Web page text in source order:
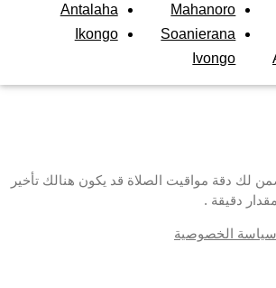
Mahanoro
Soanierana
Ivongo
Antalaha
Ikongo
لك دقة مواقيت الصلاة قد يكون هنالك تأخير
دقيقة .
سياسة الخصوصية